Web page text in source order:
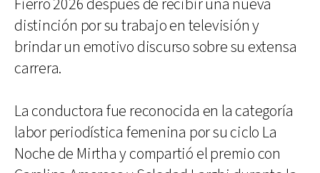
Fierro 2026 después de recibir una nueva
distinción por su trabajo en televisión y
brindar un emotivo discurso sobre su extensa
carrera.
La conductora fue reconocida en la categoría
labor periodística femenina por su ciclo La
Noche de Mirtha y compartió el premio con